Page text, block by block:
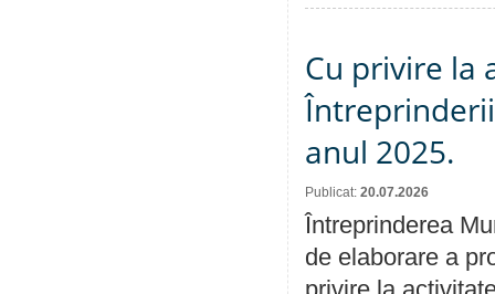
Cu privire la
anul 2025.
Publicat: 20.07.2026
Întreprinderea
de elaborare a